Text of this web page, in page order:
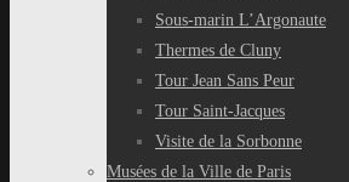
Sous-marin L’Argonaute
Thermes de Cluny
Tour Jean Sans Peur
Tour Saint-Jacques
Visite de la Sorbonne
Musées de la Ville de Paris